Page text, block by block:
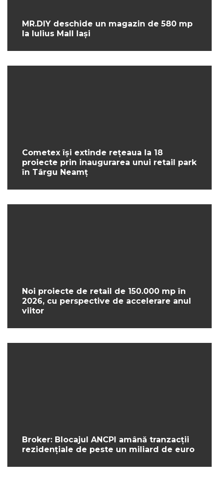
MR.DIY deschide un magazin de 580 mp
la Iulius Mall Iași
Cometex își extinde rețeaua la 18
proiecte prin inaugurarea unui retail park
în Târgu Neamț
Noi proiecte de retail de 150.000 mp în
2026, cu perspective de accelerare anul
viitor
Broker: Blocajul ANCPI amână tranzacții
rezidențiale de peste un miliard de euro